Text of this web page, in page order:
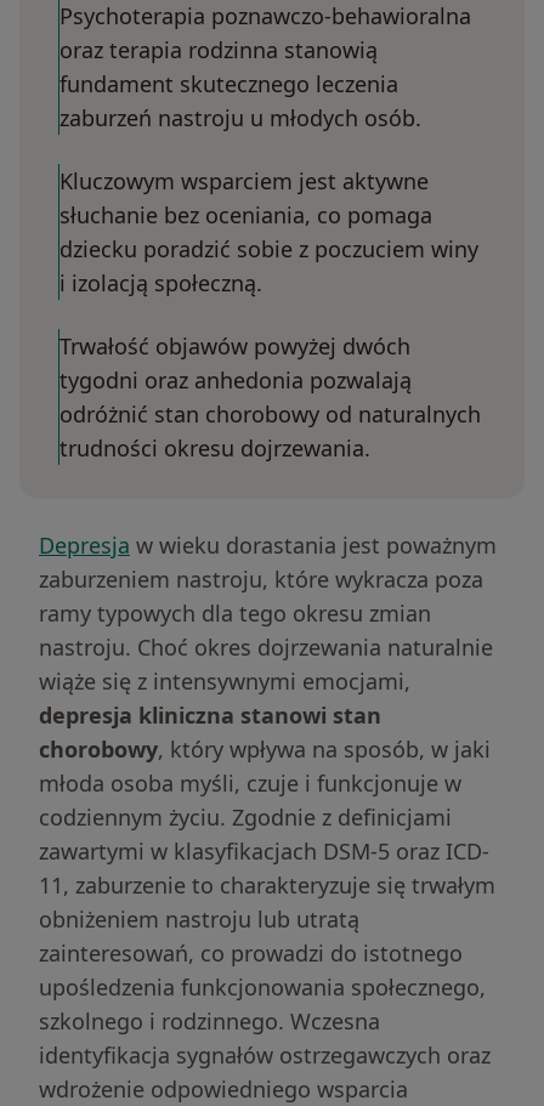
Psychoterapia poznawczo-behawioralna
oraz terapia rodzinna stanowią
fundament skutecznego leczenia
zaburzeń nastroju u młodych osób.
Kluczowym wsparciem jest aktywne
słuchanie bez oceniania, co pomaga
dziecku poradzić sobie z poczuciem winy
i izolacją społeczną.
Trwałość objawów powyżej dwóch
tygodni oraz anhedonia pozwalają
odróżnić stan chorobowy od naturalnych
trudności okresu dojrzewania.
Depresja w wieku dorastania jest poważnym
zaburzeniem nastroju, które wykracza poza
ramy typowych dla tego okresu zmian
nastroju. Choć okres dojrzewania naturalnie
wiąże się z intensywnymi emocjami,
depresja kliniczna stanowi stan
chorobowy, który wpływa na sposób, w jaki
młoda osoba myśli, czuje i funkcjonuje w
codziennym życiu. Zgodnie z definicjami
zawartymi w klasyfikacjach DSM-5 oraz ICD-
11, zaburzenie to charakteryzuje się trwałym
obniżeniem nastroju lub utratą
zainteresowań, co prowadzi do istotnego
upośledzenia funkcjonowania społecznego,
szkolnego i rodzinnego. Wczesna
identyfikacja sygnałów ostrzegawczych oraz
wdrożenie odpowiedniego wsparcia